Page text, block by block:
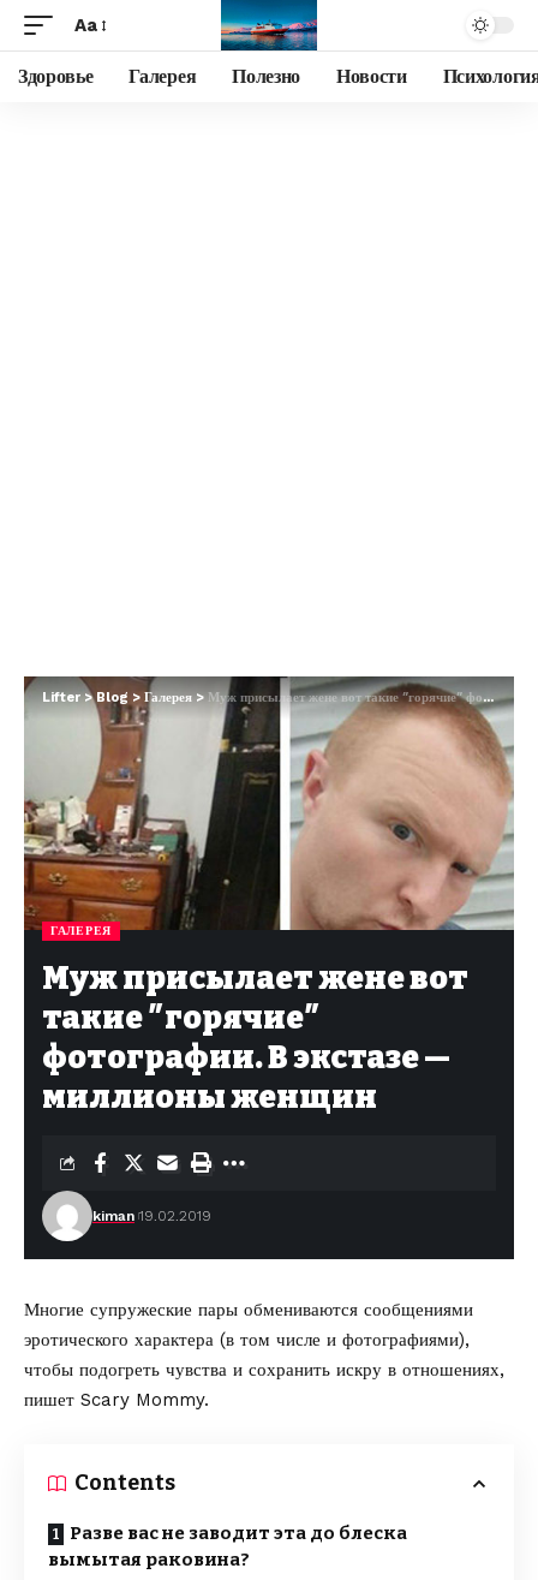
Aa
Здоровье Галерея Полезно Новости
Lifter>Blog > Галерея > Муж присылает жене вот такие ″горячие″ фотографии. В экстазе — миллионы женщин
ГАЛЕРЕЯ
Муж присылает жене вот
такие ″горячие″
фотографии. В экстазе —
миллионы женщин
kiman 19.02.2019
Многие супружеские пары обмениваются сообщениями
эротического характера (в том числе и фотографиями),
чтобы подогреть чувства и сохранить искру в отношениях,
пишет Scary Mommy.
Contents
Разве вас не заводит эта до блеска
вымытая раковина?